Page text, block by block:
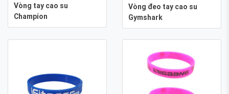
Vòng tay cao su
Champion
Vòng đeo tay cao su
Gymshark